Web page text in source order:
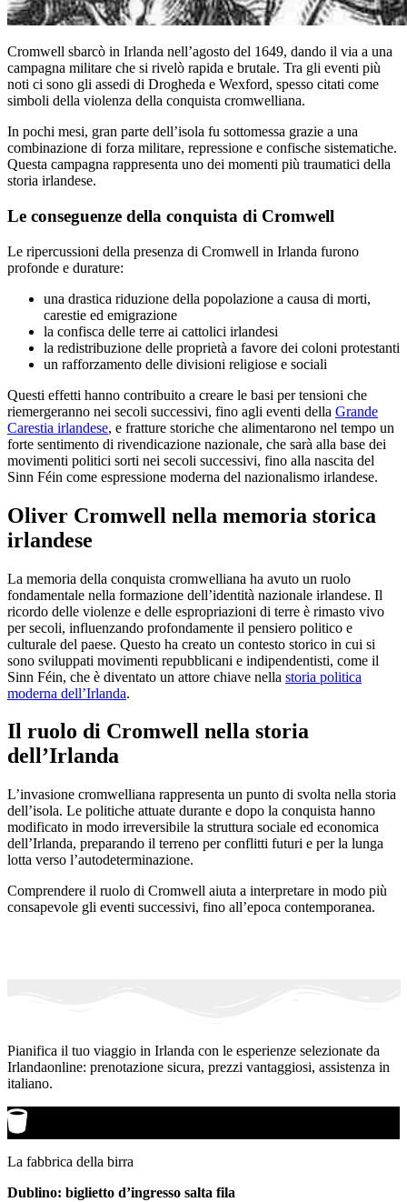
Cromwell sbarcò in Irlanda nell’agosto del 1649, dando il via a una
campagna militare che si rivelò rapida e brutale. Tra gli eventi più
noti ci sono gli assedi di Drogheda e Wexford, spesso citati come
simboli della violenza della conquista cromwelliana.
In pochi mesi, gran parte dell’isola fu sottomessa grazie a una
combinazione di forza militare, repressione e confische sistematiche.
Questa campagna rappresenta uno dei momenti più traumatici della
storia irlandese.
Le conseguenze della conquista di Cromwell
Le ripercussioni della presenza di Cromwell in Irlanda furono
profonde e durature:
una drastica riduzione della popolazione a causa di morti,
carestie ed emigrazione
la confisca delle terre ai cattolici irlandesi
la redistribuzione delle proprietà a favore dei coloni protestanti
un rafforzamento delle divisioni religiose e sociali
Questi effetti hanno contribuito a creare le basi per tensioni che
riemergeranno nei secoli successivi, fino agli eventi della Grande
Carestia irlandese, e fratture storiche che alimentarono nel tempo un
forte sentimento di rivendicazione nazionale, che sarà alla base dei
movimenti politici sorti nei secoli successivi, fino alla nascita del
Sinn Féin come espressione moderna del nazionalismo irlandese.
Oliver Cromwell nella memoria storica
irlandese
La memoria della conquista cromwelliana ha avuto un ruolo
fondamentale nella formazione dell’identità nazionale irlandese. Il
ricordo delle violenze e delle espropriazioni di terre è rimasto vivo
per secoli, influenzando profondamente il pensiero politico e
culturale del paese. Questo ha creato un contesto storico in cui si
sono sviluppati movimenti repubblicani e indipendentisti, come il
Sinn Féin, che è diventato un attore chiave nella storia politica
moderna dell’Irlanda.
Il ruolo di Cromwell nella storia
dell’Irlanda
L’invasione cromwelliana rappresenta un punto di svolta nella storia
dell’isola. Le politiche attuate durante e dopo la conquista hanno
modificato in modo irreversibile la struttura sociale ed economica
dell’Irlanda, preparando il terreno per conflitti futuri e per la lunga
lotta verso l’autodeterminazione.
Comprendere il ruolo di Cromwell aiuta a interpretare in modo più
consapevole gli eventi successivi, fino all’epoca contemporanea.
Pianifica il tuo viaggio in Irlanda con le esperienze selezionate da
Irlandaonline: prenotazione sicura, prezzi vantaggiosi, assistenza in
italiano.
La fabbrica della birra
Dublino: biglietto d’ingresso salta fila